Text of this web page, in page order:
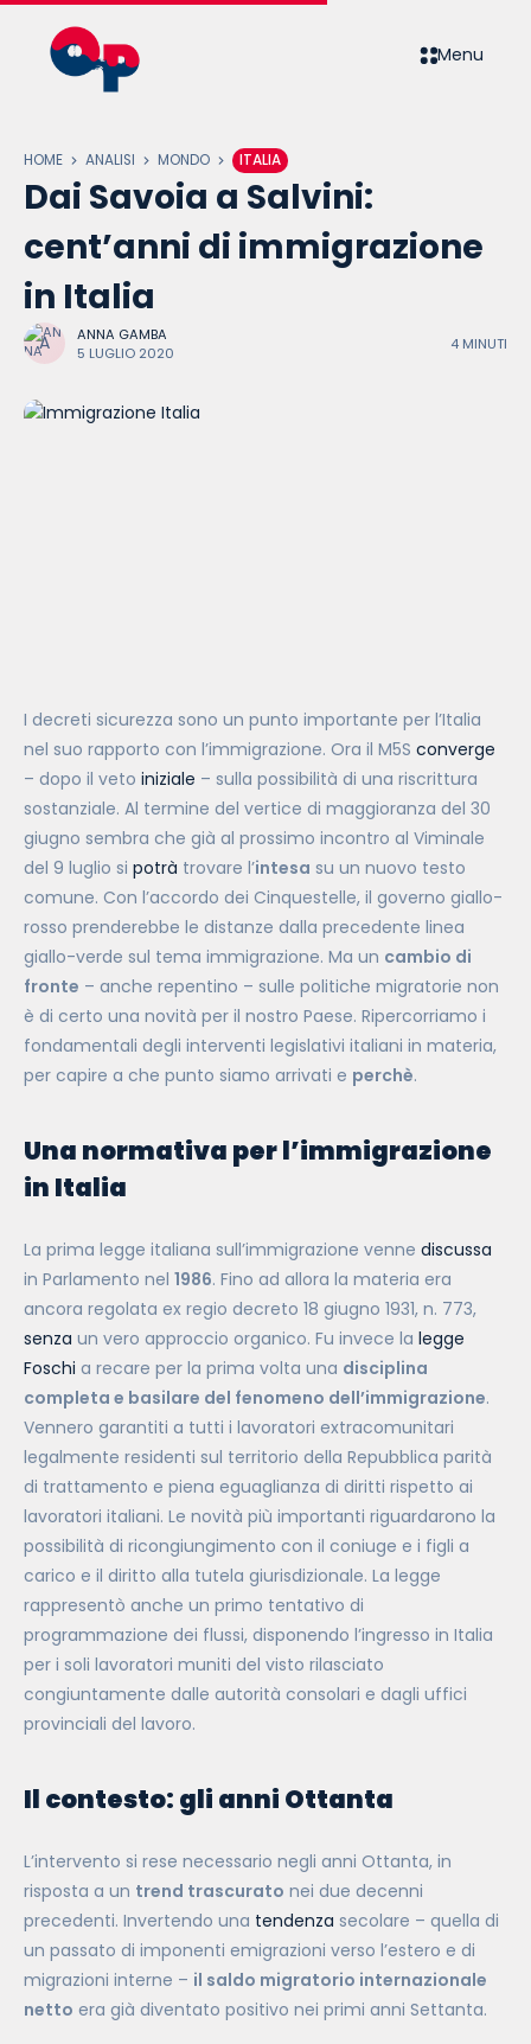
Menu
HOME ANALISI MONDO ITALIA
Dai Savoia a Salvini:
cent’anni di immigrazione
in Italia
ANNA GAMBA
5 LUGLIO 2020
4 MINUTI
I decreti sicurezza sono un punto importante per l’Italia
nel suo rapporto con l’immigrazione. Ora il M5S converge
– dopo il veto iniziale – sulla possibilità di una riscrittura
sostanziale. Al termine del vertice di maggioranza del 30
giugno sembra che già al prossimo incontro al Viminale
del 9 luglio si potrà trovare l’intesa su un nuovo testo
comune. Con l’accordo dei Cinquestelle, il governo giallo-
rosso prenderebbe le distanze dalla precedente linea
giallo-verde sul tema immigrazione. Ma un cambio di
fronte – anche repentino – sulle politiche migratorie non
è di certo una novità per il nostro Paese. Ripercorriamo i
fondamentali degli interventi legislativi italiani in materia,
per capire a che punto siamo arrivati e perchè.
Una normativa per l’immigrazione
in Italia
La prima legge italiana sull’immigrazione venne discussa
in Parlamento nel 1986. Fino ad allora la materia era
ancora regolata ex regio decreto 18 giugno 1931, n. 773,
senza un vero approccio organico. Fu invece la legge
Foschi a recare per la prima volta una disciplina
completa e basilare del fenomeno dell’immigrazione.
Vennero garantiti a tutti i lavoratori extracomunitari
legalmente residenti sul territorio della Repubblica parità
di trattamento e piena eguaglianza di diritti rispetto ai
lavoratori italiani. Le novità più importanti riguardarono la
possibilità di ricongiungimento con il coniuge e i figli a
carico e il diritto alla tutela giurisdizionale. La legge
rappresentò anche un primo tentativo di
programmazione dei flussi, disponendo l’ingresso in Italia
per i soli lavoratori muniti del visto rilasciato
congiuntamente dalle autorità consolari e dagli uffici
provinciali del lavoro.
Il contesto: gli anni Ottanta
L’intervento si rese necessario negli anni Ottanta, in
risposta a un trend trascurato nei due decenni
precedenti. Invertendo una tendenza secolare – quella di
un passato di imponenti emigrazioni verso l’estero e di
migrazioni interne – il saldo migratorio internazionale
netto era già diventato positivo nei primi anni Settanta.